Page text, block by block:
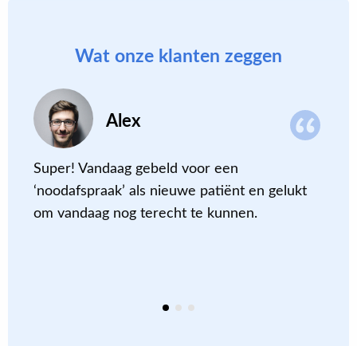
Wat onze klanten zeggen
Alex
Super! Vandaag gebeld voor een
‘noodafspraak’ als nieuwe patiënt en gelukt
om vandaag nog terecht te kunnen.